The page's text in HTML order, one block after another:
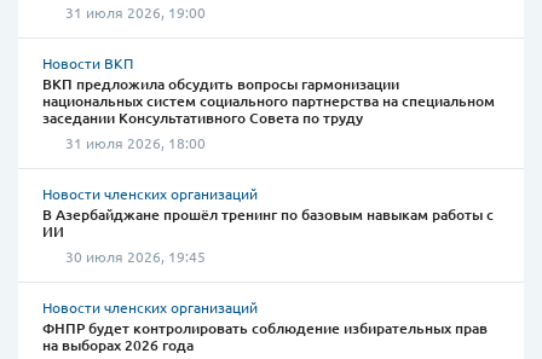
31 июля 2026, 19:00
Новости ВКП
ВКП предложила обсудить вопросы гармонизации
национальных систем социального партнерства на специальном
заседании Консультативного Совета по труду
31 июля 2026, 18:00
Новости членских организаций
В Азербайджане прошёл тренинг по базовым навыкам работы с
ИИ
30 июля 2026, 19:45
Новости членских организаций
ФНПР будет контролировать соблюдение избирательных прав
на выборах 2026 года